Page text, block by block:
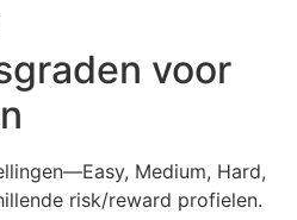
voor
Medium, Hard,
risk/reward profielen.